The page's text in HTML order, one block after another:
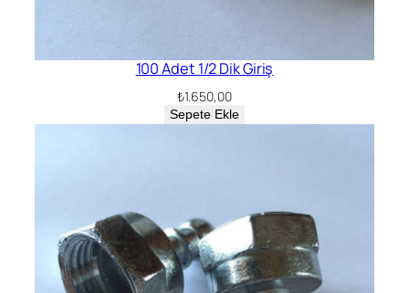
100 Adet 1/2 Dik Giriş
₺1.650,00
Sepete Ekle